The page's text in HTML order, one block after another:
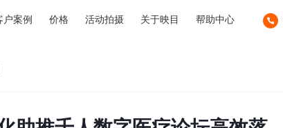
户案例 价格 活动拍摄 关于映目 帮助中心